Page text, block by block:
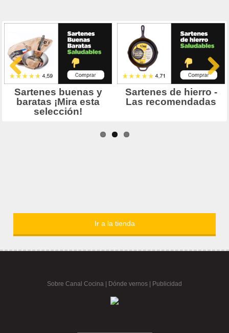
Ir a la tienda
Sobre Canal Cocina Dónde vernos | Publicidad